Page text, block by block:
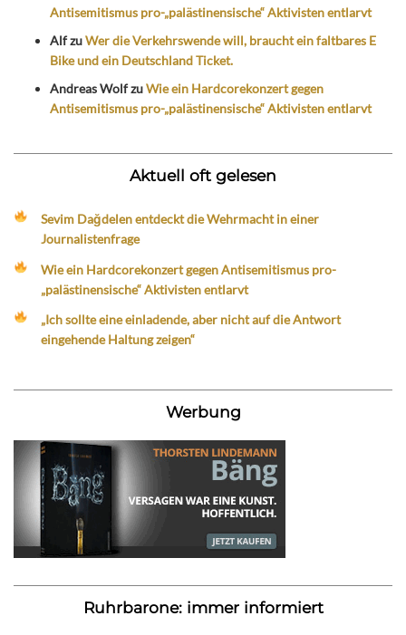
Antisemitismus pro-„palästinensische“ Aktivisten entlarvt
AlfzuWer die Verkehrswende will, braucht ein faltbares E
Bike und ein Deutschland Ticket.
Andreas WolfzuWie ein Hardcorekonzert gegen
Antisemitismus pro-„palästinensische“ Aktivisten entlarvt
Aktuell oft gelesen
Sevim Dağdelen entdeckt die Wehrmacht in einer
Journalistenfrage
Wie ein Hardcorekonzert gegen Antisemitismus pro-
„palästinensische“ Aktivisten entlarvt
„Ich sollte eine einladende, aber nicht auf die Antwort
eingehende Haltung zeigen“
Werbung
Ruhrbarone: immer informiert